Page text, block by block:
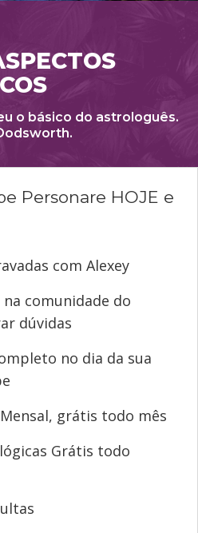
o básico do astrologuês.
Personare HOJE e
com Alexey
comunidade do
dúvidas
no dia da sua
grátis todo mês
Grátis todo